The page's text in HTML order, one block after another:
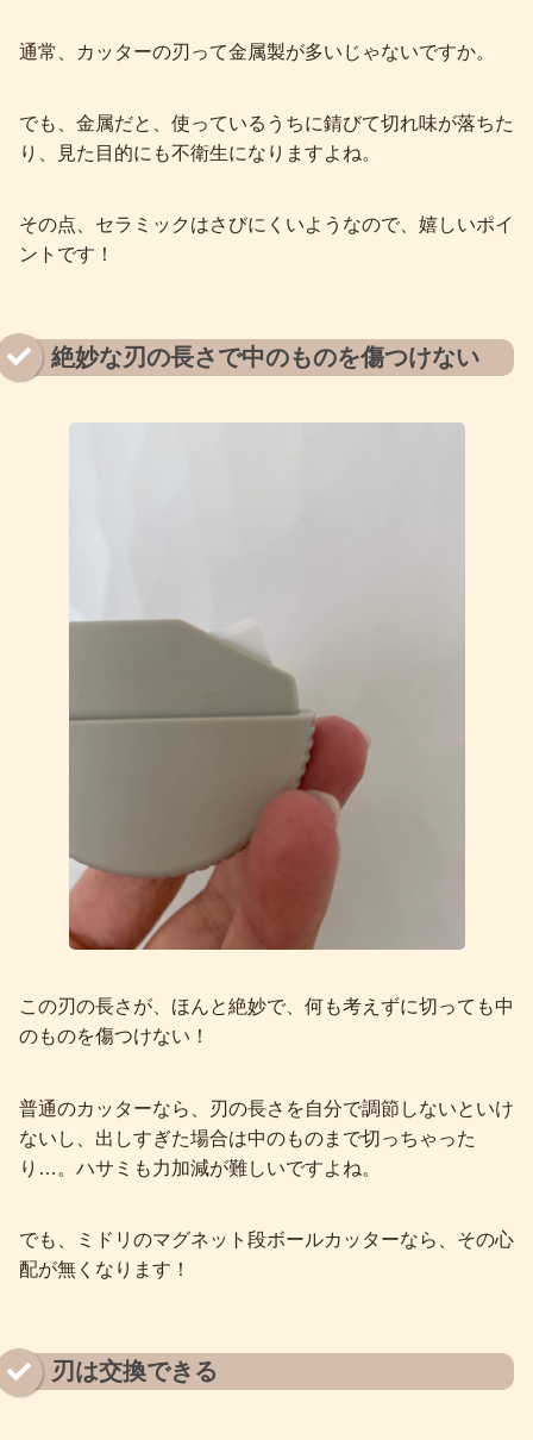
通常、カッターの刃って金属製が多いじゃないですか。
でも、金属だと、使っているうちに錆びて切れ味が落ちた
り、見た目的にも不衛生になりますよね。
その点、セラミックはさびにくいようなので、嬉しいポイ
ントです！
絶妙な刃の長さで中のものを傷つけない
この刃の長さが、ほんと絶妙で、何も考えずに切っても中
のものを傷つけない！
普通のカッターなら、刃の長さを自分で調節しないといけ
ないし、出しすぎた場合は中のものまで切っちゃった
り…。ハサミも力加減が難しいですよね。
でも、ミドリのマグネット段ボールカッターなら、その心
配が無くなります！
刃は交換できる